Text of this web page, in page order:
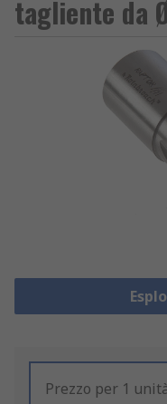
tagliente da
Prezzo per 1